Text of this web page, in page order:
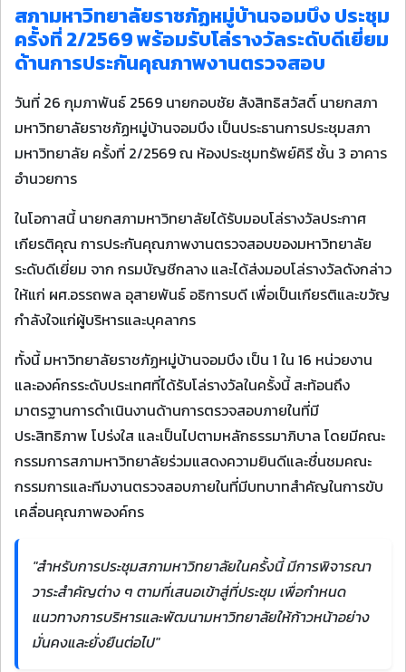
สภามหาวิทยาลัยราชภัฏหมู่บ้านจอมบึง ประชุม
ครั้งที่ 2/2569 พร้อมรับโล่รางวัลระดับดีเยี่ยม
ด้านการประกันคุณภาพงานตรวจสอบ
วันที่ 26 กุมภาพันธ์ 2569 นายกอบชัย สังสิทธิสวัสดิ์ นายกสภา
มหาวิทยาลัยราชภัฏหมู่บ้านจอมบึง เป็นประธานการประชุมสภา
มหาวิทยาลัย ครั้งที่ 2/2569 ณ ห้องประชุมทรัพย์คิรี ชั้น 3 อาคาร
อำนวยการ
ในโอกาสนี้ นายกสภามหาวิทยาลัยได้รับมอบโล่รางวัลประกาศ
เกียรติคุณ การประกันคุณภาพงานตรวจสอบของมหาวิทยาลัย
ระดับดีเยี่ยม จาก กรมบัญชีกลาง และได้ส่งมอบโล่รางวัลดังกล่าว
ให้แก่ ผศ.อรรถพล อุสายพันธ์ อธิการบดี เพื่อเป็นเกียรติและขวัญ
กำลังใจแก่ผู้บริหารและบุคลากร
ทั้งนี้ มหาวิทยาลัยราชภัฏหมู่บ้านจอมบึง เป็น 1 ใน 16 หน่วยงาน
และองค์กรระดับประเทศที่ได้รับโล่รางวัลในครั้งนี้ สะท้อนถึง
มาตรฐานการดำเนินงานด้านการตรวจสอบภายในที่มี
ประสิทธิภาพ โปร่งใส และเป็นไปตามหลักธรรมาภิบาล โดยมีคณะ
กรรมการสภามหาวิทยาลัยร่วมแสดงความยินดีและชื่นชมคณะ
กรรมการและทีมงานตรวจสอบภายในที่มีบทบาทสำคัญในการขับ
เคลื่อนคุณภาพองค์กร
"สำหรับการประชุมสภามหาวิทยาลัยในครั้งนี้ มีการพิจารณา
วาระสำคัญต่าง ๆ ตามที่เสนอเข้าสู่ที่ประชุม เพื่อกำหนด
แนวทางการบริหารและพัฒนามหาวิทยาลัยให้ก้าวหน้าอย่าง
มั่นคงและยั่งยืนต่อไป"